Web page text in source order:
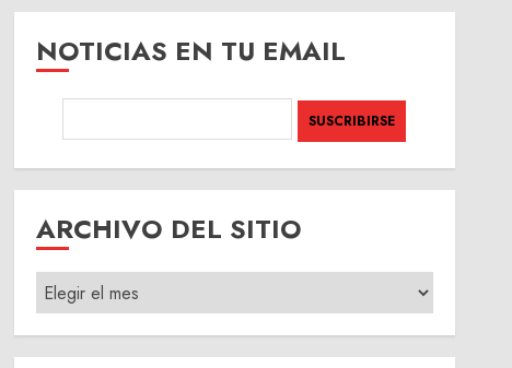
NOTICIAS EN TU EMAIL
ARCHIVO DEL SITIO
ARCHIVO
DEL
SITIO